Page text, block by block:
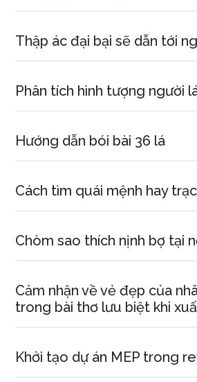
Thập ác đại bại sẽ dẫn tới
Phân tích hình tượng người
Hướng dẫn bói bài 36 lá
Cách tìm quái mệnh hay
Chòm sao thích nịnh bợ tại
Cảm nhận về vẻ đẹp của
trong bài thơ lưu biệt khi
Khởi tạo dự án MEP trong